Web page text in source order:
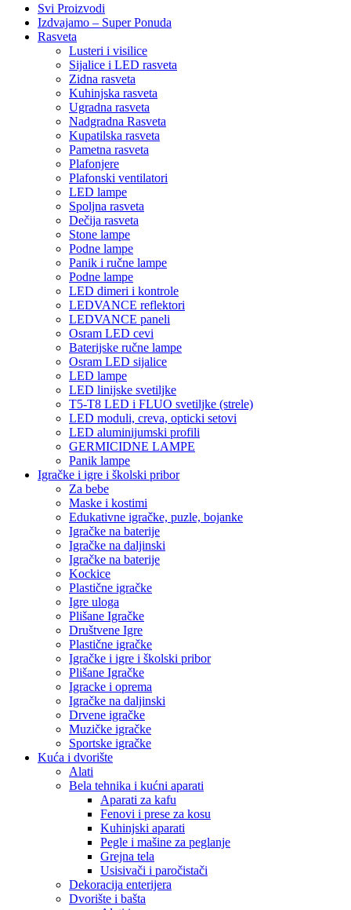
Svi Proizvodi
Izdvajamo – Super Ponuda
Rasveta
Lusteri i visilice
Sijalice i LED rasveta
Zidna rasveta
Kuhinjska rasveta
Ugradna rasveta
Nadgradna Rasveta
Kupatilska rasveta
Pametna rasveta
Plafonjere
Plafonski ventilatori
LED lampe
Spoljna rasveta
Dečija rasveta
Stone lampe
Podne lampe
Panik i ručne lampe
Podne lampe
LED dimeri i kontrole
LEDVANCE reflektori
LEDVANCE paneli
Osram LED cevi
Baterijske ručne lampe
Osram LED sijalice
LED lampe
LED linijske svetiljke
T5-T8 LED i FLUO svetiljke (strele)
LED moduli, creva, opticki setovi
LED aluminijumski profili
GERMICIDNE LAMPE
Panik lampe
Igračke i igre i školski pribor
Za bebe
Maske i kostimi
Edukativne igračke, puzle, bojanke
Igračke na baterije
Igračke na daljinski
Igračke na baterije
Kockice
Plastične igračke
Igre uloga
Plišane Igračke
Društvene Igre
Plastične igračke
Igračke i igre i školski pribor
Plišane Igračke
Igracke i oprema
Igračke na daljinski
Drvene igračke
Muzičke igračke
Sportske igračke
Kuća i dvorište
Alati
Bela tehnika i kućni aparati
Aparati za kafu
Fenovi i prese za kosu
Kuhinjski aparati
Pegle i mašine za peglanje
Grejna tela
Usisivači i paročistači
Dekoracija enterijera
Dvorište i bašta